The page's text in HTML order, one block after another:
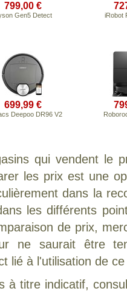
799,00 €
Gen5 Detect iRobot
699,99 €
Deepoo DR96 V2
qui vendent le
les prix est une
dans la
les différents
de prix,
ne saurait être
lié à l'utilisation de
à titre indicatif,